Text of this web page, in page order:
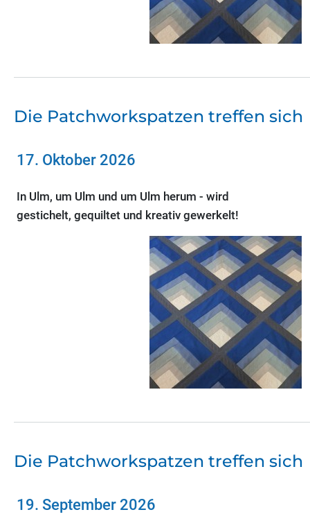
Die Patchworkspatzen treffen sich
17. Oktober 2026
In Ulm, um Ulm und um Ulm herum - wird
gestichelt, gequiltet und kreativ gewerkelt!
Die Patchworkspatzen treffen sich
19. September 2026